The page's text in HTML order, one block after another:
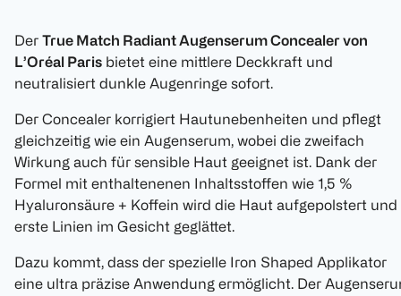
Der True Match Radiant Augenserum Concealer von
L’Oréal Paris bietet eine mittlere Deckkraft und
neutralisiert dunkle Augenringe sofort.
Der Concealer korrigiert Hautunebenheiten und pflegt
gleichzeitig wie ein Augenserum, wobei die zweifach
Wirkung auch für sensible Haut geeignet ist. Dank der
Formel mit enthaltenenen Inhaltsstoffen wie 1,5 %
Hyaluronsäure + Koffein wird die Haut aufgepolstert und
erste Linien im Gesicht geglättet.
Dazu kommt, dass der spezielle Iron Shaped Applikator
eine ultra präzise Anwendung ermöglicht. Der